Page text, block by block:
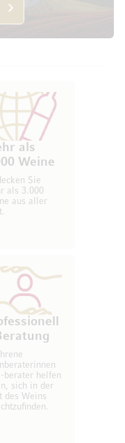
als
Weine
Sie
als 3.000
aus aller
-berater helfen
sich in der
des Weins